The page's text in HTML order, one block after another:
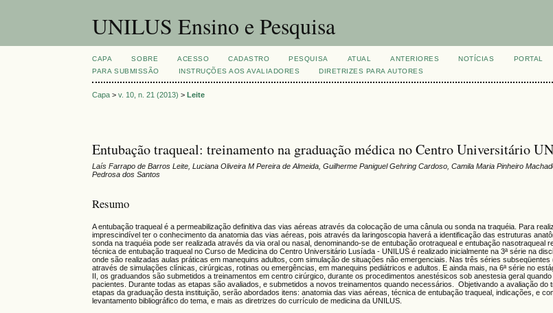
UNILUS Ensino e Pesquisa
CAPA SOBRE ACESSO CADASTRO PESQUISA ATUAL ANTERIORES NOTÍCIAS PORTAL
PARA SUBMISSÃO
INSTRUÇÕES AOS AVALIADORES DIRETRIZES PARA AUTORES
Capa >v. 10, n. 21 (2013) >Leite
Entubação traqueal: treinamento na graduação médica no Centro Universitário
Laís Farrapo de Barros Leite, Luciana Oliveira M Pereira de Almeida, Guilherme Paniguel Gehring Cardoso, Camila Maria Pinheiro
Pedrosa dos Santos
Resumo
A entubação traqueal é a permeabilização definitiva das vias aéreas através da colocação de uma cânula ou sonda na traquéia. Para
imprescindível ter o conhecimento da anatomia das vias aéreas, pois através da laringoscopia haverá a identificação das estruturas
sonda na traquéia pode ser realizada através da via oral ou nasal, denominando-se de entubação orotraqueal e entubação nasotraqueal
técnica de entubação traqueal no Curso de Medicina do Centro Universitário Lusíada - UNILUS é realizado inicialmente na 3ª série na
onde são realizadas aulas práticas em manequins adultos, com simulação de situações não emergenciais. Nas três séries subseqüentes
através de simulações clínicas, cirúrgicas, rotinas ou emergências, em manequins pediátricos e adultos. E ainda mais, na 6ª série no
II, os graduandos são submetidos a treinamentos em centro cirúrgico, durante os procedimentos anestésicos sob anestesia geral
pacientes. Durante todas as etapas são avaliados, e submetidos a novos treinamentos quando necessários. Objetivando a avaliação do
etapas da graduação desta instituição, serão abordados itens: anatomia das vias aéreas, técnica de entubação traqueal, indicações, e
levantamento bibliográfico do tema, e mais as diretrizes do currículo de medicina da UNILUS.